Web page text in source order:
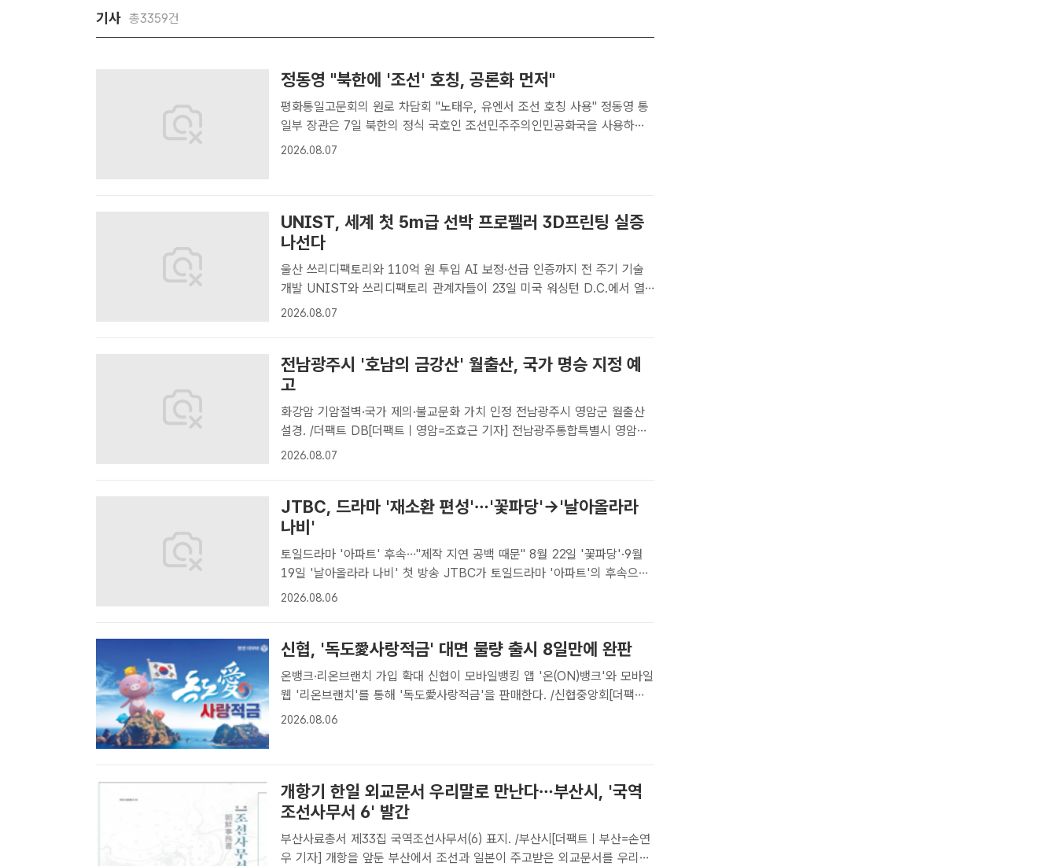
기사 총3359건
정동영 "북한에 '조선' 호칭, 공론화 먼저"
평화통일고문회의 원로 차담회 "노태우, 유엔서 조선 호칭 사용" 정동영 통
일부 장관은 7일 북한의 정식 국호인 조선민주주의인민공화국을 사용하는
방안에 대해 “공론화가 먼저다”고 밝혔다. 사진은 이날 평화통일고문회의
2026.08.07
UNIST, 세계 첫 5m급 선박 프로펠러 3D프린팅 실증
나선다
울산 쓰리디팩토리와 110억 원 투입 AI 보정·선급 인증까지 전 주기 기술
개발 UNIST와 쓰리디팩토리 관계자들이 23일 미국 워싱턴 D.C.에서 열
린 '한미 공동 R&D 기술교류 포럼'에 참석해 주요 관계자들과 기념촬영을
2026.08.07
전남광주시 '호남의 금강산' 월출산, 국가 명승 지정 예
고
화강암 기암절벽·국가 제의·불교문화 가치 인정 전남광주시 영암군 월출산
설경. /더팩트 DB[더팩트ㅣ영암=조효근 기자] 전남광주통합특별시 영암군
과 강진군에 걸쳐 있는 월출산 일원이 국가지정자연유산 명승으로 지정될
2026.08.07
JTBC, 드라마 '재소환 편성'…'꽃파당'→'날아올라라
나비'
토일드라마 '아파트' 후속…"제작 지연 공백 때문" 8월 22일 '꽃파당'·9월
19일 '날아올라라 나비' 첫 방송 JTBC가 토일드라마 '아파트'의 후속으로
'조선혼담공작소 꽃파당'(왼쪽)과 '날아올라라 나비'를 꺼내 들었다.
2026.08.06
신협, '독도愛사랑적금' 대면 물량 출시 8일만에 완판
온뱅크·리온브랜치 가입 확대 신협이 모바일뱅킹 앱 '온(ON)뱅크'와 모바일
웹 '리온브랜치'를 통해 '독도愛사랑적금'을 판매한다. /신협중앙회[더팩트
ㅣ김정산 기자] 신협이 영업점에서만 판매하던 독도 보전 적금 상품의 가입
2026.08.06
개항기 한일 외교문서 우리말로 만난다…부산시, '국역
조선사무서 6' 발간
부산사료총서 제33집 국역조선사무서(6) 표지. /부산시[더팩트ㅣ부산=손연
우 기자] 개항을 앞둔 부산에서 조선과 일본이 주고받은 외교문서를 우리말